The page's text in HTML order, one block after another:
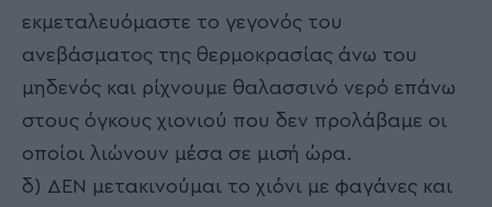
εκμεταλευόμαστε το γεγονός του
ανεβάσματος της θερμοκρασίας άνω του
μηδενός και ρίχνουμε θαλασσινό νερό επάνω
στους όγκους χιονιού που δεν προλάβαμε οι
οποίοι λιώνουν μέσα σε μισή ώρα.
δ) ΔΕΝ μετακινούμαι το χιόνι με φαγάνες και